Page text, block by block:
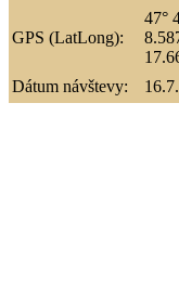
GPS (LatLong):
47°
Dátum návštevy: